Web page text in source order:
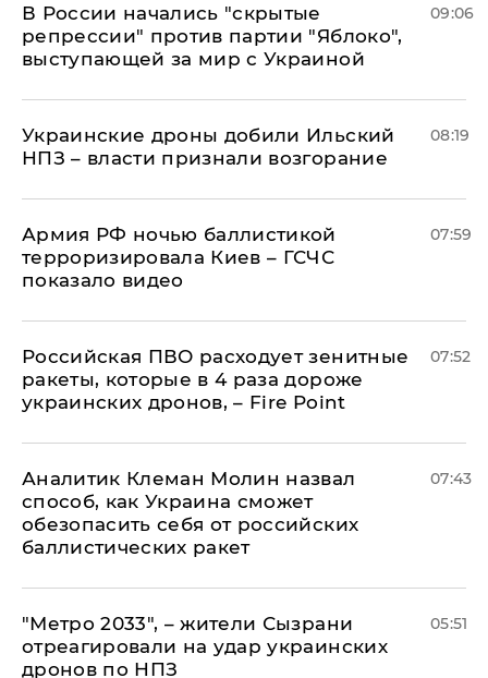
В России начались "скрытые
репрессии" против партии "Яблоко",
выступающей за мир с Украиной
09:06
Украинские дроны добили Ильский
НПЗ – власти признали возгорание
08:19
Армия РФ ночью баллистикой
терроризировала Киев – ГСЧС
показало видео
07:59
Российская ПВО расходует зенитные
ракеты, которые в 4 раза дороже
украинских дронов, – Fire Point
07:52
Аналитик Клеман Молин назвал
способ, как Украина сможет
обезопасить себя от российских
баллистических ракет
07:43
"Метро 2033", – жители Сызрани
отреагировали на удар украинских
дронов по НПЗ
05:51